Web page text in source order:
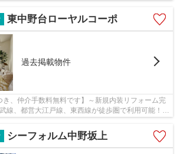
東中野台ローヤルコーポ
過去掲載物件
き、仲介手数料無料です】～新規内装リフォーム完
線、都営大江戸線、東西線が徒歩圏で利用可能！
シーフォルム中野坂上